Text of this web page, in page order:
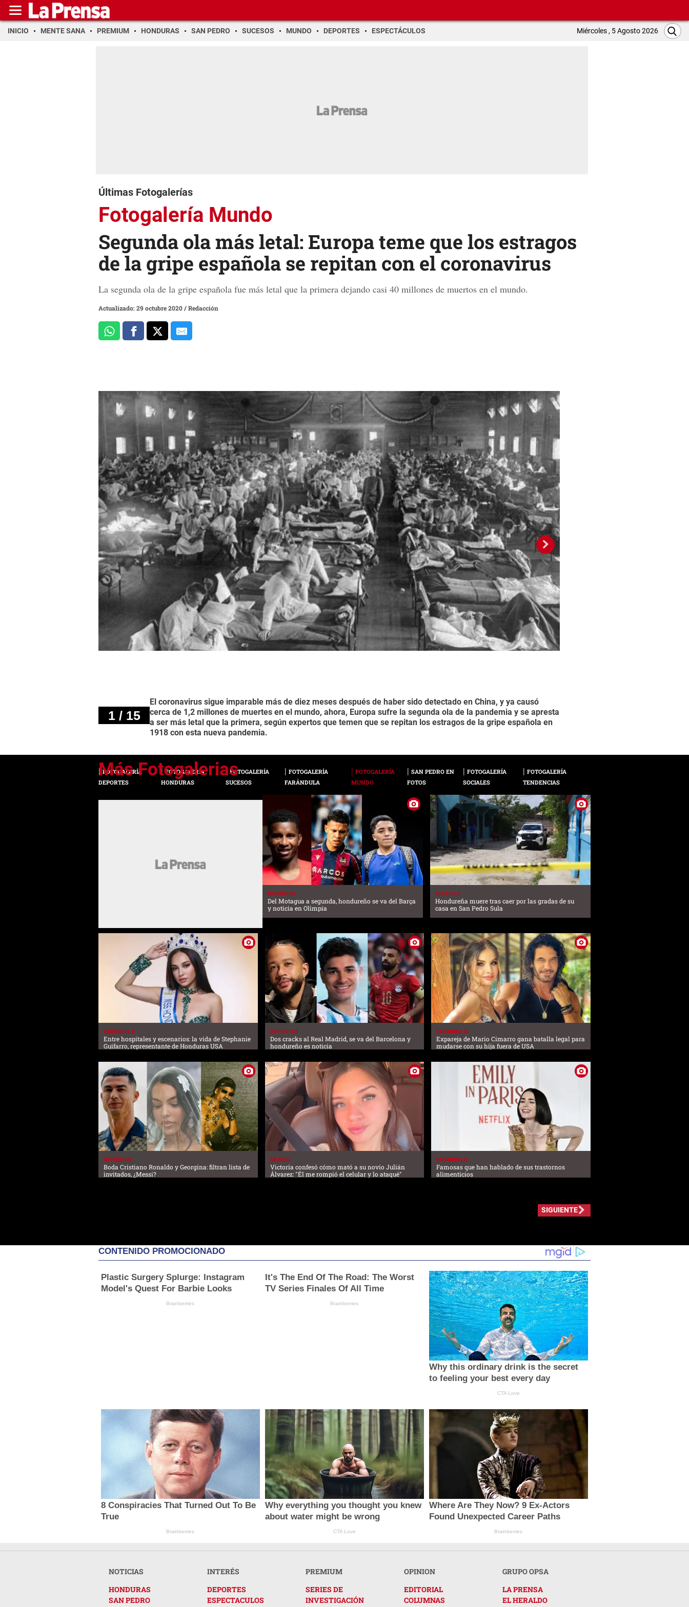
INICIO MENTE SANA PREMIUM HONDURAS SAN PEDRO SUCESOS MUNDO DEPORTES ESPECTÁCULOS Miércoles , 5 Agosto 2026
Últimas Fotogalerías
Fotogalería Mundo
Segunda ola más letal: Europa teme que los estragos
de la gripe española se repitan con el coronavirus
La segunda ola de la gripe española fue más letal que la primera dejando casi 40 millones de muertos en el mundo.
Actualizado: 29 octubre 2020/Redacción
1 / 15
El coronavirus sigue imparable más de diez meses después de haber sido detectado en China, y ya causó
cerca de 1,2 millones de muertes en el mundo, ahora, Europa sufre la segunda ola de la pandemia y se apresta
a ser más letal que la primera, según expertos que temen que se repitan los estragos de la gripe española en
1918 con esta nueva pandemia.
FOTOGALERÍA
DEPORTES
FOTOGALERÍA
HONDURAS
FOTOGALERÍA
SUCESOS
FOTOGALERÍA
FARÁNDULA
FOTOGALERÍA
MUNDO
SAN PEDRO EN
FOTOS
FOTOGALERÍA
SOCIALES
FOTOGALERÍA
TENDENCIAS
DEPORTES
Del Motagua a segunda, hondureño se va del Barça
y noticia en Olimpia
SUCESOS
Hondureña muere tras caer por las gradas de su
casa en San Pedro Sula
FARANDULA
Entre hospitales y escenarios: la vida de Stephanie
Guifarro, representante de Honduras USA
DEPORTES
Dos cracks al Real Madrid, se va del Barcelona y
hondureño es noticia
FARANDULA
Expareja de Mario Cimarro gana batalla legal para
mudarse con su hija fuera de USA
DEPORTES
Boda Cristiano Ronaldo y Georgina: filtran lista de
invitados, ¿Messi?
MUNDO
Victoria confesó cómo mató a su novio Julián
Álvarez: "Él me rompió el celular y lo ataqué"
FARANDULA
Famosas que han hablado de sus trastornos
alimenticios
SIGUIENTE
CONTENIDO PROMOCIONADO
Plastic Surgery Splurge: Instagram
Model's Quest For Barbie Looks
Brainberries
It's The End Of The Road: The Worst
TV Series Finales Of All Time
Brainberries
Why this ordinary drink is the secret
to feeling your best every day
CTA Love
8 Conspiracies That Turned Out To Be
True
Brainberries
Why everything you thought you knew
about water might be wrong
CTA Love
Where Are They Now? 9 Ex-Actors
Found Unexpected Career Paths
Brainberries
NOTICIAS
HONDURAS
SAN PEDRO
INTERÉS
DEPORTES
ESPECTACULOS
PREMIUM
SERIES DE
INVESTIGACIÓN
OPINION
EDITORIAL
COLUMNAS
GRUPO OPSA
LA PRENSA
EL HERALDO